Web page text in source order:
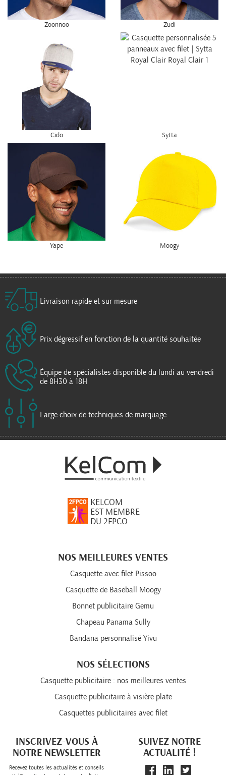
Zoonnoo Zudi
Cido Sytta
Yape Moogy
Livraison rapide et sur mesure
Prix dégressif en fonction de la quantité souhaitée
Équipe de spécialistes disponible du lundi au vendredi
de 8H30 à 18H
Large choix de techniques de marquage
KELCOM
EST MEMBRE
DU 2FPCO
NOS MEILLEURES VENTES
Casquette avec filet Pissoo
Casquette de Baseball Moogy
Bonnet publicitaire Gemu
Chapeau Panama Sully
Bandana personnalisé Yivu
NOS SÉLECTIONS
Casquette publicitaire : nos meilleures ventes
Casquette publicitaire à visière plate
Casquettes publicitaires avec filet
INSCRIVEZ-VOUS À
NOTRE NEWSLETTER
Recevez toutes les actualités et conseils
SUIVEZ NOTRE
ACTUALITÉ !